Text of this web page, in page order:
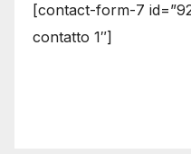
[contact-form-7
contatto 1″]